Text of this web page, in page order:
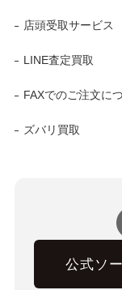
店頭受取サービス
LINE査定買取
FAXでのご注文に
ズバリ買取
公式ソ